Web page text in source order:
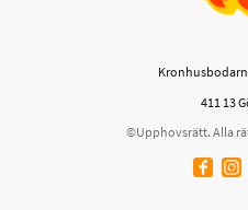
411 13
©Upphovsrätt. Alla